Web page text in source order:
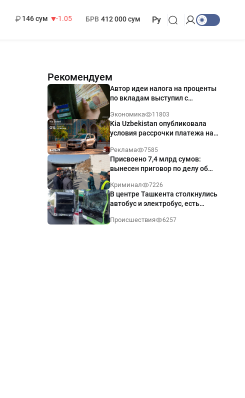
146 сум
-1.05
БРВ 412 000 сум Ру
Рекомендуем
Автор идеи налога на проценты
по вкладам выступил с
Экономика 11803
Kia Uzbekistan опубликовала
условия рассрочки платежа на
годовых
Реклама 7585
Присвоено 7,4 млрд сумов:
вынесен приговор по делу об
Ташкенте
Криминал 7226
В центре Ташкента столкнулись
автобус и электробус, есть
Происшествия 6257